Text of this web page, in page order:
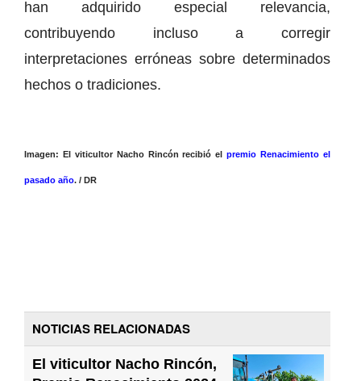
han adquirido especial relevancia,
contribuyendo incluso a corregir
interpretaciones erróneas sobre determinados
hechos o tradiciones.
Imagen: El viticultor Nacho Rincón recibió elpremio Renacimiento el
pasado año. / DR
NOTICIAS RELACIONADAS
El viticultor Nacho Rincón,